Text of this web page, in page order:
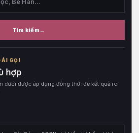
Tìm kiếm
GỌI
hợp
dưới được áp dụng đồng thời để kết quả rõ